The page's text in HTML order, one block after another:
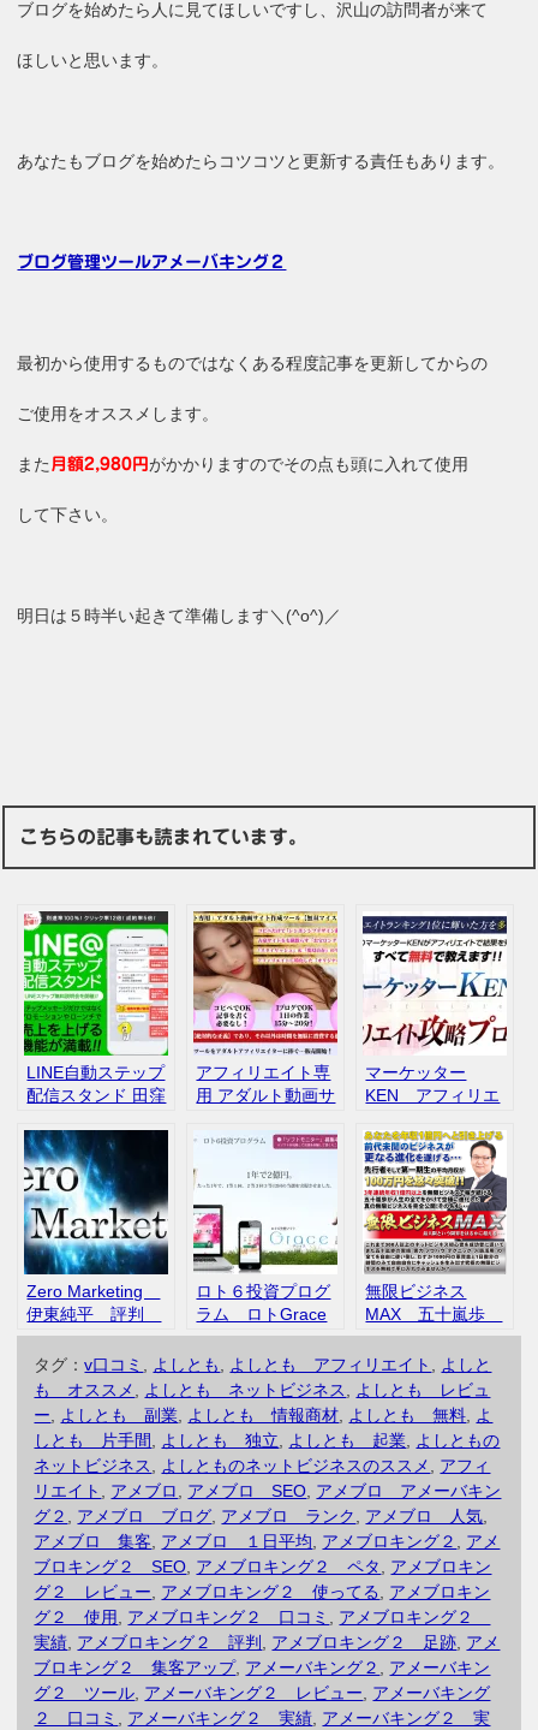
ブログを始めたら人に見てほしいですし、沢山の訪問者が来て
ほしいと思います。
あなたもブログを始めたらコツコツと更新する責任もあります。
ブログ管理ツールアメーバキング２
最初から使用するものではなくある程度記事を更新してからの
ご使用をオススメします。
また 月額2,980円がかかりますのでその点も頭に入れて使用
して下さい。
明日は５時半い起きて準備します＼(^o^)／
こちらの記事も読まれています。
LINE自動ステップ
配信スタンド 田窪
説明会 評判 口
コミ
アフィリエイト専
用 アダルト動画サ
【無双マイスタ
ー】 評判 口コミ
マーケッター
KEN アフィリエ
クト イチランア
フィリエイト 評
判 口コミ
Zero Marketing
伊東純平 評判
口コミ
ロト６投資プログ
ラム ロトGrace
ウェルスアカデミ
ー 評判 口コミ
無限ビジネス
MAX 五十嵐歩
評判 口コミ
タグ：v口コミ , よしとも, よしとも アフィリエイト , よしと
も オススメ, よしとも ネットビジネス, よしとも レビュ
ー, よしとも 副業, よしとも 情報商材, よしとも 無料, よ
しとも 片手間, よしとも 独立, よしとも 起業, よしともの
ネットビジネス, よしとものネットビジネスのススメ, アフィ
リエイト , アメブロ, アメブロ SEO, アメブロ アメーバキン
グ２ , アメブロ ブログ, アメブロ ランク, アメブロ 人気,
アメブロ 集客, アメブロ １日平均, アメブロキング２ , アメ
ブロキング２ SEO, アメブロキング２ ペタ, アメブロキン
グ２ レビュー, アメブロキング２ 使ってる, アメブロキン
グ２ 使用, アメブロキング２ 口コミ , アメブロキング２
実績, アメブロキング２ 評判 , アメブロキング２ 足跡, アメ
ブロキング２ 集客アップ, アメーバキング２ , アメーバキン
グ２ ツール, アメーバキング２ レビュー, アメーバキング
２ 口コミ , アメーバキング２ 実績, アメーバキング２ 実